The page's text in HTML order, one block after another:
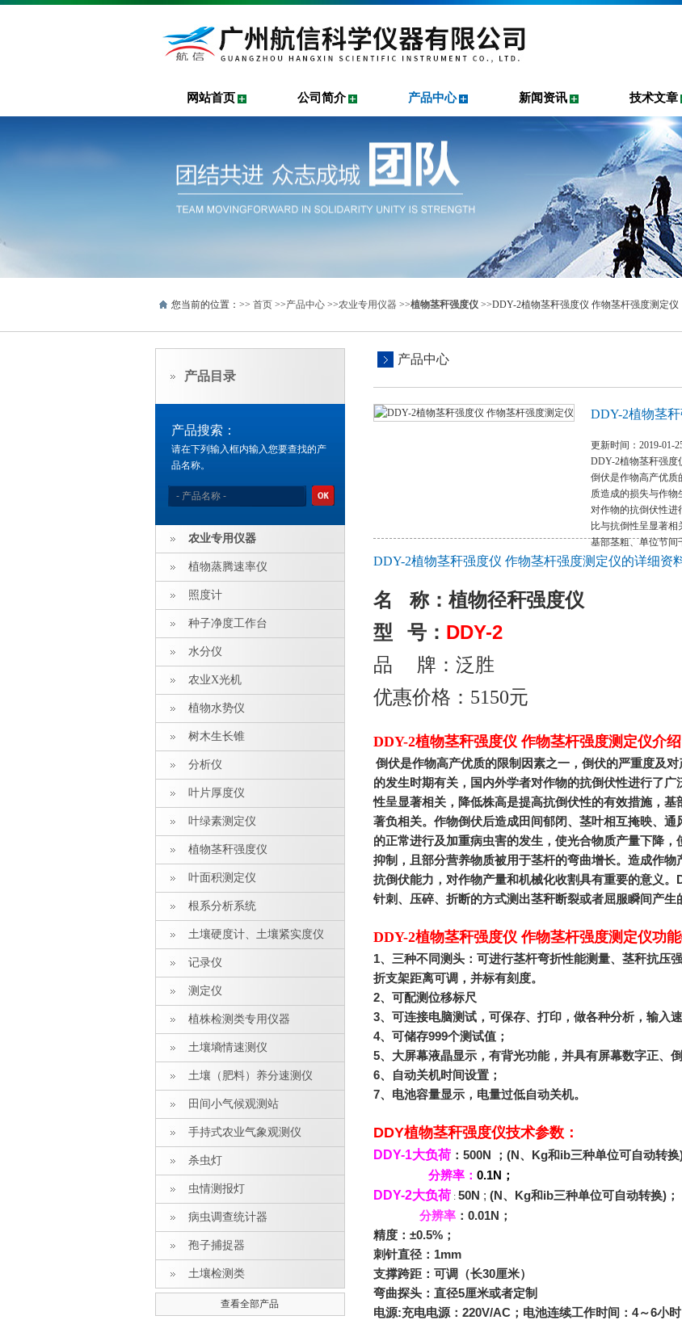
网站首页 公司简介 产品中心 新闻资讯 技术文章
您当前的位置：>> 首页 >>产品中心 >>农业专用仪器 >>植物茎秆强度仪 >>DDY-2植物茎秆强度仪 作物茎杆强度测定仪
产品目录
产品搜索：
请在下列输入框内输入您要查找的产
品名称。
农业专用仪器
植物蒸腾速率仪
照度计
种子净度工作台
水分仪
农业X光机
植物水势仪
树木生长锥
分析仪
叶片厚度仪
叶绿素测定仪
植物茎秆强度仪
叶面积测定仪
根系分析系统
土壤硬度计、土壤紧实度仪
记录仪
测定仪
植株检测类专用仪器
土壤墒情速测仪
土壤（肥料）养分速测仪
田间小气候观测站
手持式农业气象观测仪
杀虫灯
虫情测报灯
病虫调查统计器
孢子捕捉器
土壤检测类
查看全部产品
产品中心
DDY-2植物茎
更新时间：2019-01-
DDY-2植物茎秆强度
倒伏是作物高产优质
质造成的损失与作
对作物的抗倒伏性进
比与抗倒性呈显著相
基部茎粗、单位节间
DDY-2植物茎秆强度仪 作物茎杆强度测定仪的详细资
名
称：植物径秆强度仪
型 号： DDY-2
品 牌：泛 胜
优惠价格：5150元
DDY-2植物茎秆强度仪 作物茎杆强度测定仪介绍
倒伏是作物高产优质的限制因素之一，倒伏的严重度及
的发生时期有关，国内外学者对作物的抗倒伏性进行了
性呈显著相关，降低株高是提高抗倒伏性的有效措施，
著负相关。作物倒伏后造成田间郁闭、茎叶相互掩映、
的正常进行及加重病虫害的发生，使光合物质产量下降
抑制，且部分营养物质被用于茎杆的弯曲增长。造成作
抗倒伏能力，对作物产量和机械化收割具有重要的意义
针刺、压碎、折断的方式测出茎秆断裂或者屈服瞬间产生
DDY-2植物茎秆强度仪 作物茎杆强度测定仪功
1、三种不同测头：可进行茎杆弯折性能测量、茎秆抗压
折支架距离可调，并标有刻度。
2、可配测位移标尺
3、可连接电脑测试，可保存、打印，做各种分析，输入
4、可储存999个测试值；
5、大屏幕液晶显示，有背光功能，并具有屏幕数字正、
6、自动关机时间设置；
7、电池容量显示，电量过低自动关机。
DDY植物茎秆强度仪技术参数：
DDY-1大负荷 ：500N ；(N、Kg和ib三种单位可自动转
分辨率： 0.1N；
DDY-2大负荷 : 50N ; (N 、Kg和ib三种单位可自动转换)；
分辨率 ：0.01N；
精度：±0.5%；
刺针直径：1mm
支撑跨距：可调（长30厘米）
弯曲探头：直径5厘米或者定制
电源:充电电源：220V/AC；电池连续工作时间：4～6小时